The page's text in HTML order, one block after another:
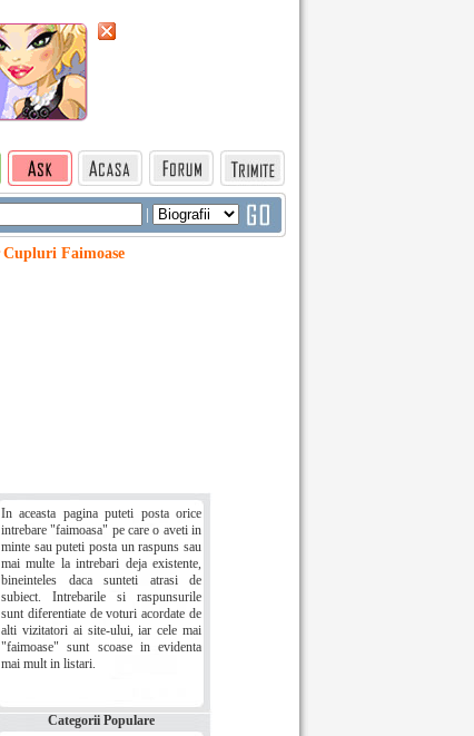
|
Cupluri Faimoase
In aceasta pagina puteti posta orice
intrebare "faimoasa" pe care o aveti in
minte sau puteti posta un raspuns sau
mai multe la intrebari deja existente,
bineinteles daca sunteti atrasi de
subiect. Intrebarile si raspunsurile
sunt diferentiate de voturi acordate de
alti vizitatori ai site-ului, iar cele mai
"faimoase" sunt scoase in evidenta
mai mult in listari.
Categorii Populare